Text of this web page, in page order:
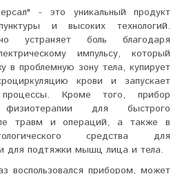
- это уникальный продукт
и высоких технологий.
устраняет боль благодаря
импульсу, который
в проблемную зону тела, купирует
крови и запускает
процессы. Кроме того, прибор
для быстрого
травм и операций, а также в
средства для
для подтяжки мышц лица и тела.
воспользовался прибором, может